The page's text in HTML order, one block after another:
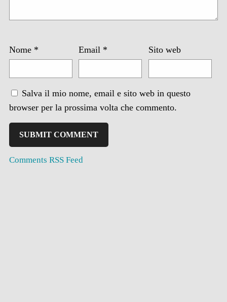
Nome * Email * Sito web
Salva il mio nome, email e sito web in questo
browser per la prossima volta che commento.
Comments RSS Feed